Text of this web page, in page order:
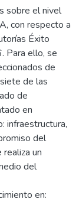
sobre el nivel
con respecto a
Éxito
Para ello, se
de
de las
de
en
infraestructura,
del
un
del
en: